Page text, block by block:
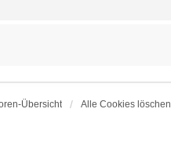
Übersicht Alle Cookies löschen